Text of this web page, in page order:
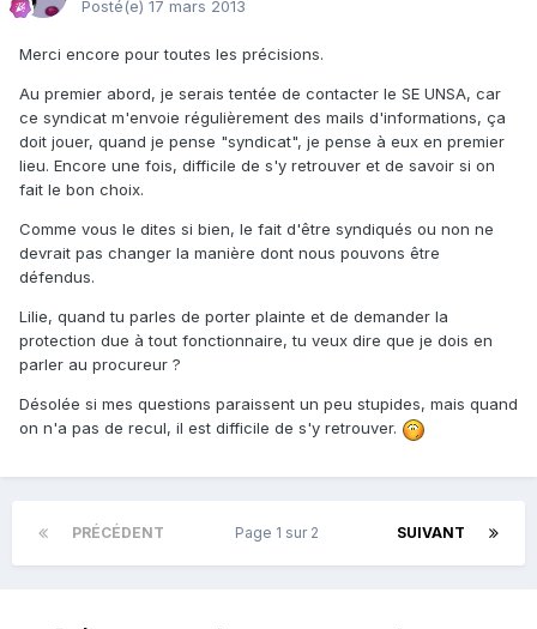
Posté(e) 17 mars 2013
Merci encore pour toutes les précisions.
Au premier abord, je serais tentée de contacter le SE UNSA, car
ce syndicat m'envoie régulièrement des mails d'informations, ça
doit jouer, quand je pense "syndicat", je pense à eux en premier
lieu. Encore une fois, difficile de s'y retrouver et de savoir si on
fait le bon choix.
Comme vous le dites si bien, le fait d'être syndiqués ou non ne
devrait pas changer la manière dont nous pouvons être
défendus.
Lilie, quand tu parles de porter plainte et de demander la
protection due à tout fonctionnaire, tu veux dire que je dois en
parler au procureur ?
Désolée si mes questions paraissent un peu stupides, mais quand
on n'a pas de recul, il est difficile de s'y retrouver.
PRÉCÉDENT SUIVANT
Page 1 sur 2